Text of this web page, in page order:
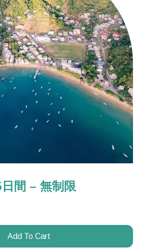
間 – 無制限
Add To Cart